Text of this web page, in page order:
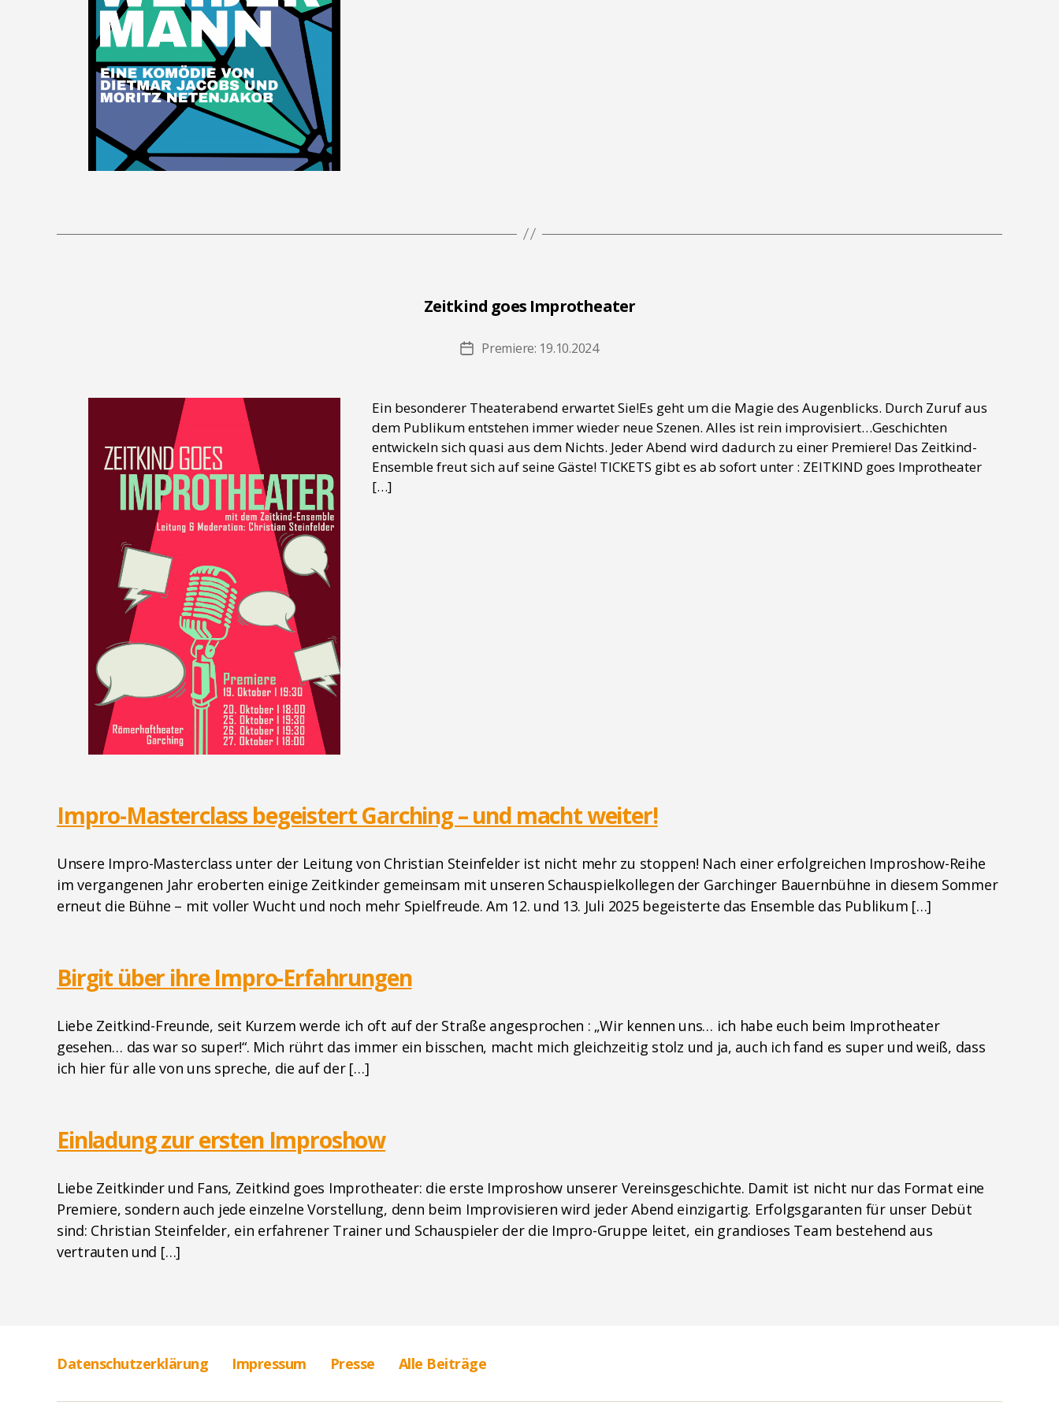
Zeitkind goes Improtheater
Beitragsdatum
Premiere: 19.10.2024
Ein besonderer Theaterabend erwartet Sie!Es geht um die Magie des Augenblicks. Durch Zuruf aus
dem Publikum entstehen immer wieder neue Szenen. Alles ist rein improvisiert…Geschichten
entwickeln sich quasi aus dem Nichts. Jeder Abend wird dadurch zu einer Premiere! Das Zeitkind-
Ensemble freut sich auf seine Gäste! TICKETS gibt es ab sofort unter : ZEITKIND goes Improtheater
[…]
Impro-Masterclass begeistert Garching – und macht weiter!
Unsere Impro-Masterclass unter der Leitung von Christian Steinfelder ist nicht mehr zu stoppen! Nach einer erfolgreichen Improshow-Reihe
im vergangenen Jahr eroberten einige Zeitkinder gemeinsam mit unseren Schauspielkollegen der Garchinger Bauernbühne in diesem Sommer
erneut die Bühne – mit voller Wucht und noch mehr Spielfreude. Am 12. und 13. Juli 2025 begeisterte das Ensemble das Publikum […]
Birgit über ihre Impro-Erfahrungen
Liebe Zeitkind-Freunde, seit Kurzem werde ich oft auf der Straße angesprochen : „Wir kennen uns… ich habe euch beim Improtheater
gesehen… das war so super!“. Mich rührt das immer ein bisschen, macht mich gleichzeitig stolz und ja, auch ich fand es super und weiß, dass
ich hier für alle von uns spreche, die auf der […]
Einladung zur ersten Improshow
Liebe Zeitkinder und Fans, Zeitkind goes Improtheater: die erste Improshow unserer Vereinsgeschichte. Damit ist nicht nur das Format eine
Premiere, sondern auch jede einzelne Vorstellung, denn beim Improvisieren wird jeder Abend einzigartig. Erfolgsgaranten für unser Debüt
sind: Christian Steinfelder, ein erfahrener Trainer und Schauspieler der die Impro-Gruppe leitet, ein grandioses Team bestehend aus
vertrauten und […]
Datenschutzerklärung Impressum Presse Alle Beiträge